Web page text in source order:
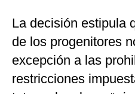
La decisión estipula
de los progenitores
excepción a las
restricciones